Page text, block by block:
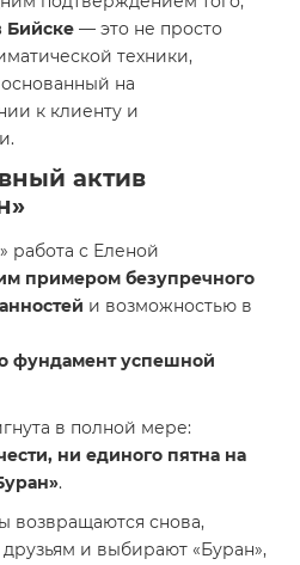
Бийске — это не просто
техники,
на
к клиенту и
актив
работа с Еленой
примером безупречного
и возможностью в
фундамент успешной
в полной мере:
ни единого пятна на
.
возвращаются снова,
и выбирают «Буран»,